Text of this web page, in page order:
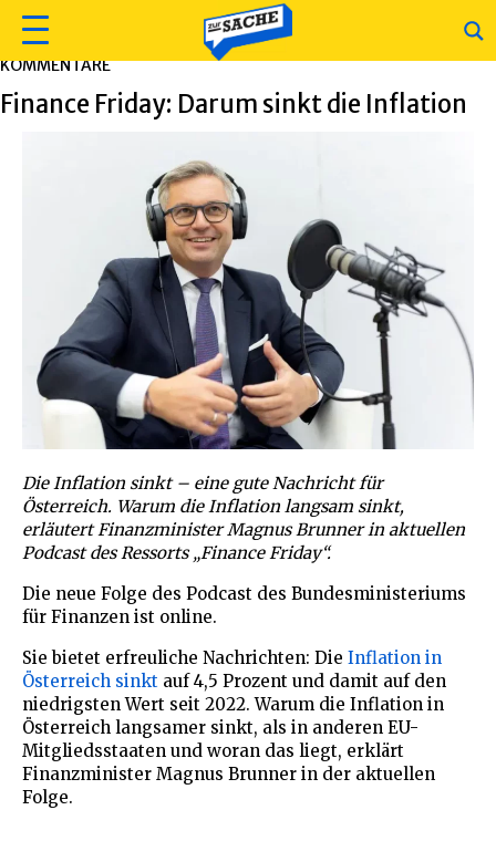
KOMMENTARE
Finance Friday: Darum sinkt die Inflation
Die Inflation sinkt – eine gute Nachricht für
Österreich. Warum die Inflation langsam sinkt,
erläutert Finanzminister Magnus Brunner in aktuellen
Podcast des Ressorts „Finance Friday“.
Die neue Folge des Podcast des Bundesministeriums
für Finanzen ist online.
Sie bietet erfreuliche Nachrichten: Die Inflation in
Österreich sinkt auf 4,5 Prozent und damit auf den
niedrigsten Wert seit 2022. Warum die Inflation in
Österreich langsamer sinkt, als in anderen EU-
Mitgliedsstaaten und woran das liegt, erklärt
Finanzminister Magnus Brunner in der aktuellen
Folge.